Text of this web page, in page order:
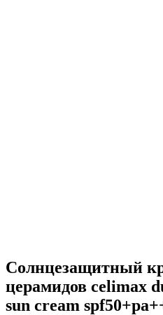
Солнцезащитный
церамидов celimax
sun cream